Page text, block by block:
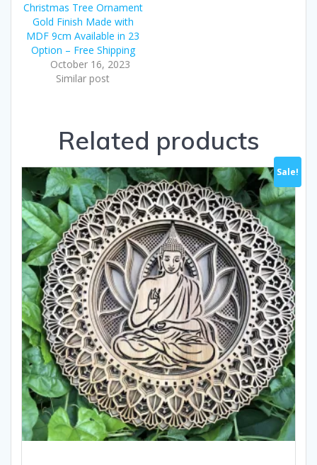
Christmas Tree Ornament
Gold Finish Made with
MDF 9cm Available in 23
Option – Free Shipping
October 16, 2023
Similar post
Related products
Sale!